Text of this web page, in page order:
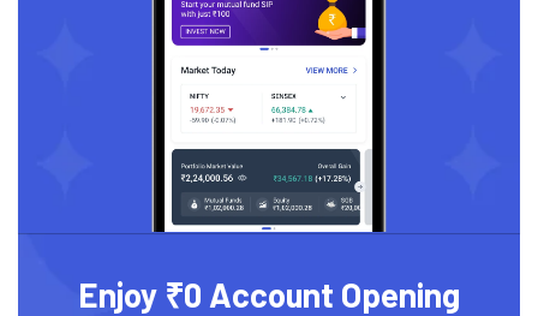
Enjoy ₹0 Account Opening